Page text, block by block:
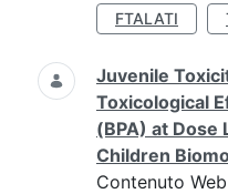
FTALATI
Juvenile
Toxicological
(BPA) at Dose
Children
Contenuto Web